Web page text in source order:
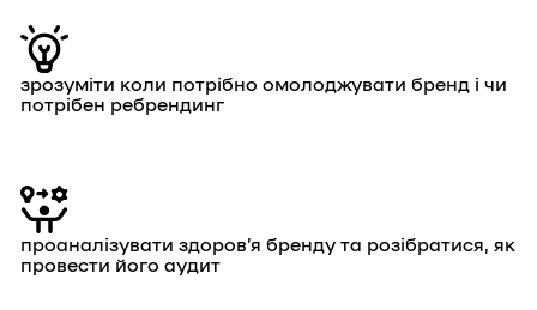
зрозуміти коли потрібно омолоджувати бренд і чи
потрібен ребрендинг
проаналізувати здоровʼя бренду та розібратися, як
провести його аудит